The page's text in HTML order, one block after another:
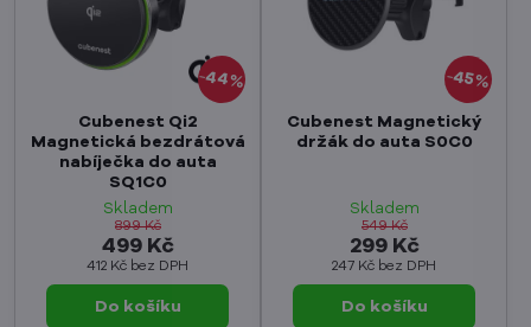
44%
Cubenest Qi2
Magnetická bezdrátová
nabíječka do auta
SQ1C0
Skladem
499 Kč
412 Kč bez DPH
899 Kč
Do košíku
45%
Cubenest Magnetický
držák do auta S0C0
Skladem
299 Kč
247 Kč bez DPH
549 Kč
Do košíku